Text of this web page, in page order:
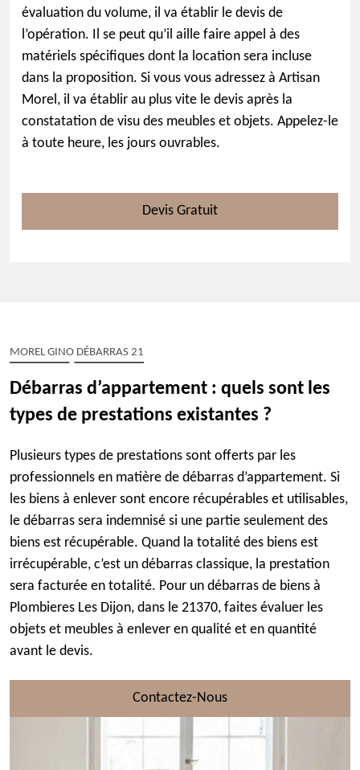
évaluation du volume, il va établir le devis de
l’opération. Il se peut qu’il aille faire appel à des
matériels spécifiques dont la location sera incluse
dans la proposition. Si vous vous adressez à Artisan
Morel, il va établir au plus vite le devis après la
constatation de visu des meubles et objets. Appelez-le
à toute heure, les jours ouvrables.
Devis Gratuit
MOREL GINO DÉBARRAS 21
Débarras d’appartement : quels sont les
types de prestations existantes ?
Plusieurs types de prestations sont offerts par les
professionnels en matière de débarras d’appartement. Si
les biens à enlever sont encore récupérables et utilisables,
le débarras sera indemnisé si une partie seulement des
biens est récupérable. Quand la totalité des biens est
irrécupérable, c’est un débarras classique, la prestation
sera facturée en totalité. Pour un débarras de biens à
Plombieres Les Dijon, dans le 21370, faites évaluer les
objets et meubles à enlever en qualité et en quantité
avant le devis.
Contactez-Nous